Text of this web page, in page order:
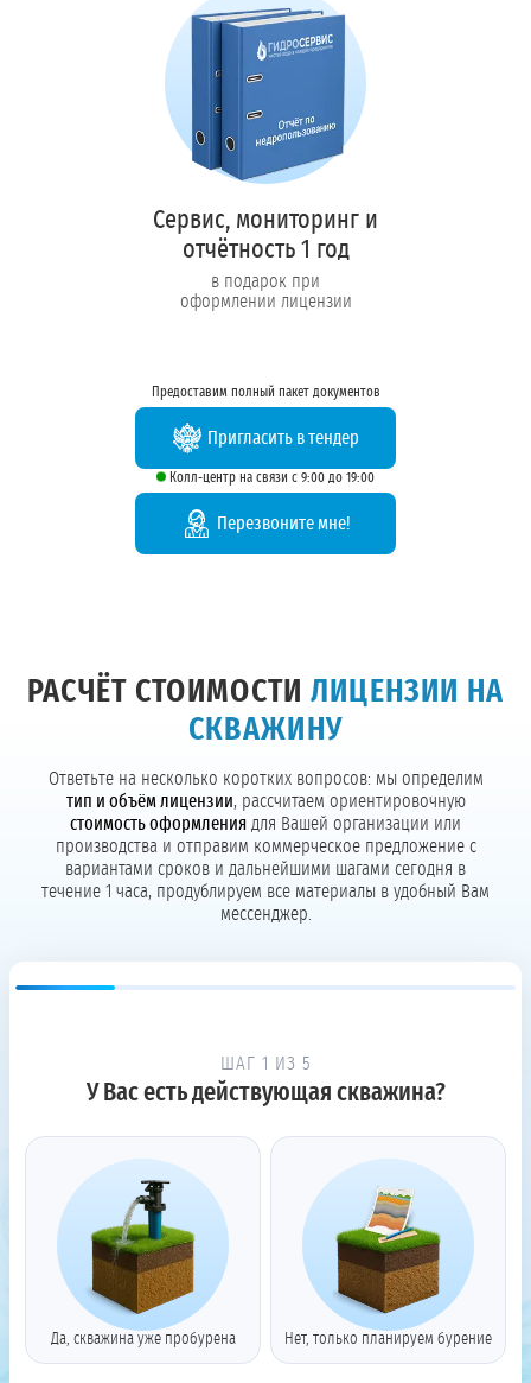
Сервис, мониторинг и
отчётность 1 год
в подарок при
оформлении лицензии
Предоставим полный пакет документов
Пригласить в тендер
Колл-центр на связи с 9:00 до 19:00
Перезвоните мне!
РАСЧЁТ СТОИМОСТИ ЛИЦЕНЗИИ НА
СКВАЖИНУ
Ответьте на несколько коротких вопросов: мы определим
тип и объём лицензии, рассчитаем ориентировочную
стоимость оформления для Вашей организации или
производства и отправим коммерческое предложение с
вариантами сроков и дальнейшими шагами сегодня в
течение 1 часа, продублируем все материалы в удобный Вам
мессенджер.
ШАГ 1 ИЗ 5
У Вас есть действующая скважина?
Да, скважина уже пробурена Нет, только планируем бурение